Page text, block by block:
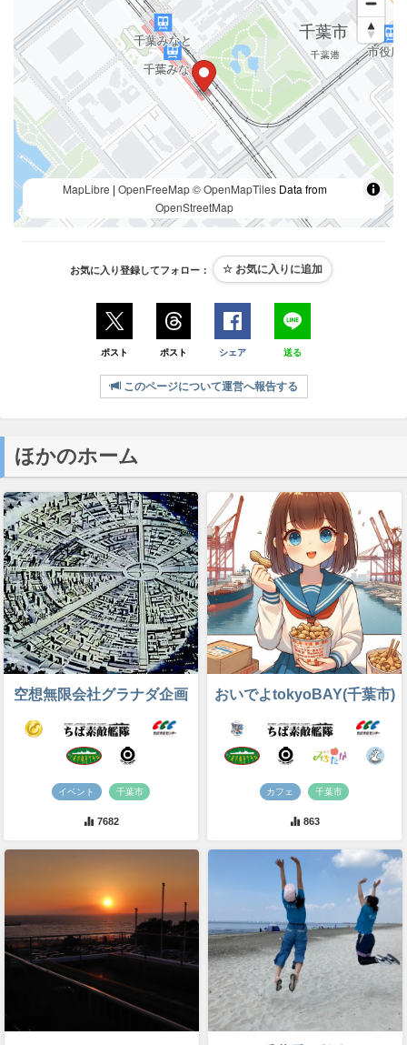
MapLibre | OpenFreeMap © OpenMapTilesData from
OpenStreetMap
お気に入り登録してフォロー：
ポスト ポスト シェア 送る
このページについて運営へ報告する
ほかのホーム
空想無限会社グラナダ企画
イベント 千葉市
7682
おいでよtokyoBAY(千葉市)
カフェ 千葉市
863